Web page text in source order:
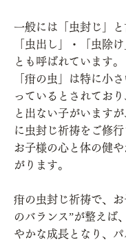
一般には「虫封じ」と
「虫出し」・「虫除
とも呼ばれています。
「疳の虫」は特に小
っているとされてお
と出ない子がいます
に虫封じ祈祷をご修行
お子様の心と体の健
がります。
疳の虫封じ祈祷で、
のバランス”が整えば
やかな成長となり、